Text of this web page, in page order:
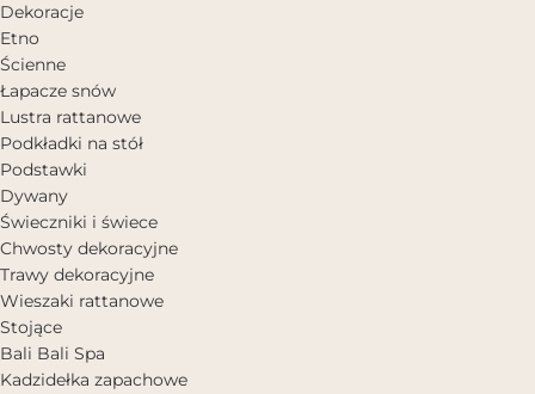
Dekoracje
Etno
Ścienne
Łapacze snów
Lustra rattanowe
Podkładki na stół
Podstawki
Dywany
Świeczniki i świece
Chwosty dekoracyjne
Trawy dekoracyjne
Wieszaki rattanowe
Stojące
Bali Bali Spa
Kadzidełka zapachowe